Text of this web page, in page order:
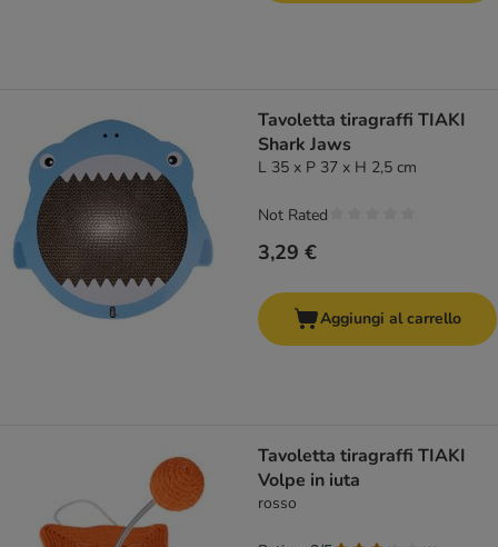
Tavoletta tiragraffi TIAKI
Shark Jaws
L 35 x P 37 x H 2,5 cm
3,29 €
Not Rated
Aggiungi al carrello
Tavoletta tiragraffi TIAKI
Volpe in iuta
rosso